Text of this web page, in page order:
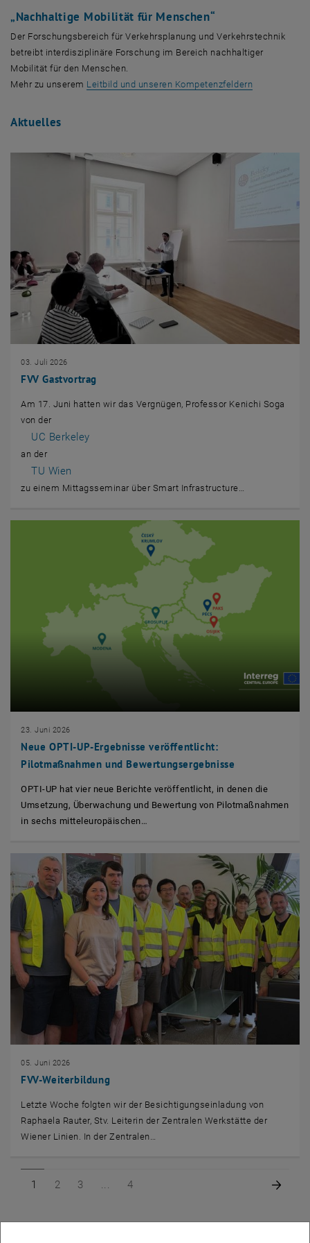
„Nachhaltige Mobilität für Menschen“
Der Forschungsbereich für Verkehrsplanung und Verkehrstechnik
betreibt interdisziplinäre Forschung im Bereich nachhaltiger
Mobilität für den Menschen.
Mehr zu unserem Leitbild und unseren Kompetenzfeldern
Aktuelles
FVV Gastvortrag
03. Juli 2026
Am 17. Juni hatten wir das Vergnügen, Professor Kenichi Soga
von der
UC Berkeley
, öffnet eine externe URL in einem neuen Fenster
an der
TU Wien
, öffnet eine externe URL in einem neuen Fenster
zu einem Mittagsseminar über Smart Infrastructure…
Neue OPTI-UP-Ergebnisse veröffentlicht:
Pilotmaßnahmen und Bewertungsergebnisse
23. Juni 2026
OPTI-UP hat vier neue Berichte veröffentlicht, in denen die
Umsetzung, Überwachung und Bewertung von Pilotmaßnahmen
in sechs mitteleuropäischen…
FVV-Weiterbildung
05. Juni 2026
Letzte Woche folgten wir der Besichtigungseinladung von
Raphaela Rauter, Stv. Leiterin der Zentralen Werkstätte der
Wiener Linien. In der Zentralen…
Seite 1 von 4
1 Seite 2 von 4
2 Seite 3 von 4
3 Seite 4 von 4
4